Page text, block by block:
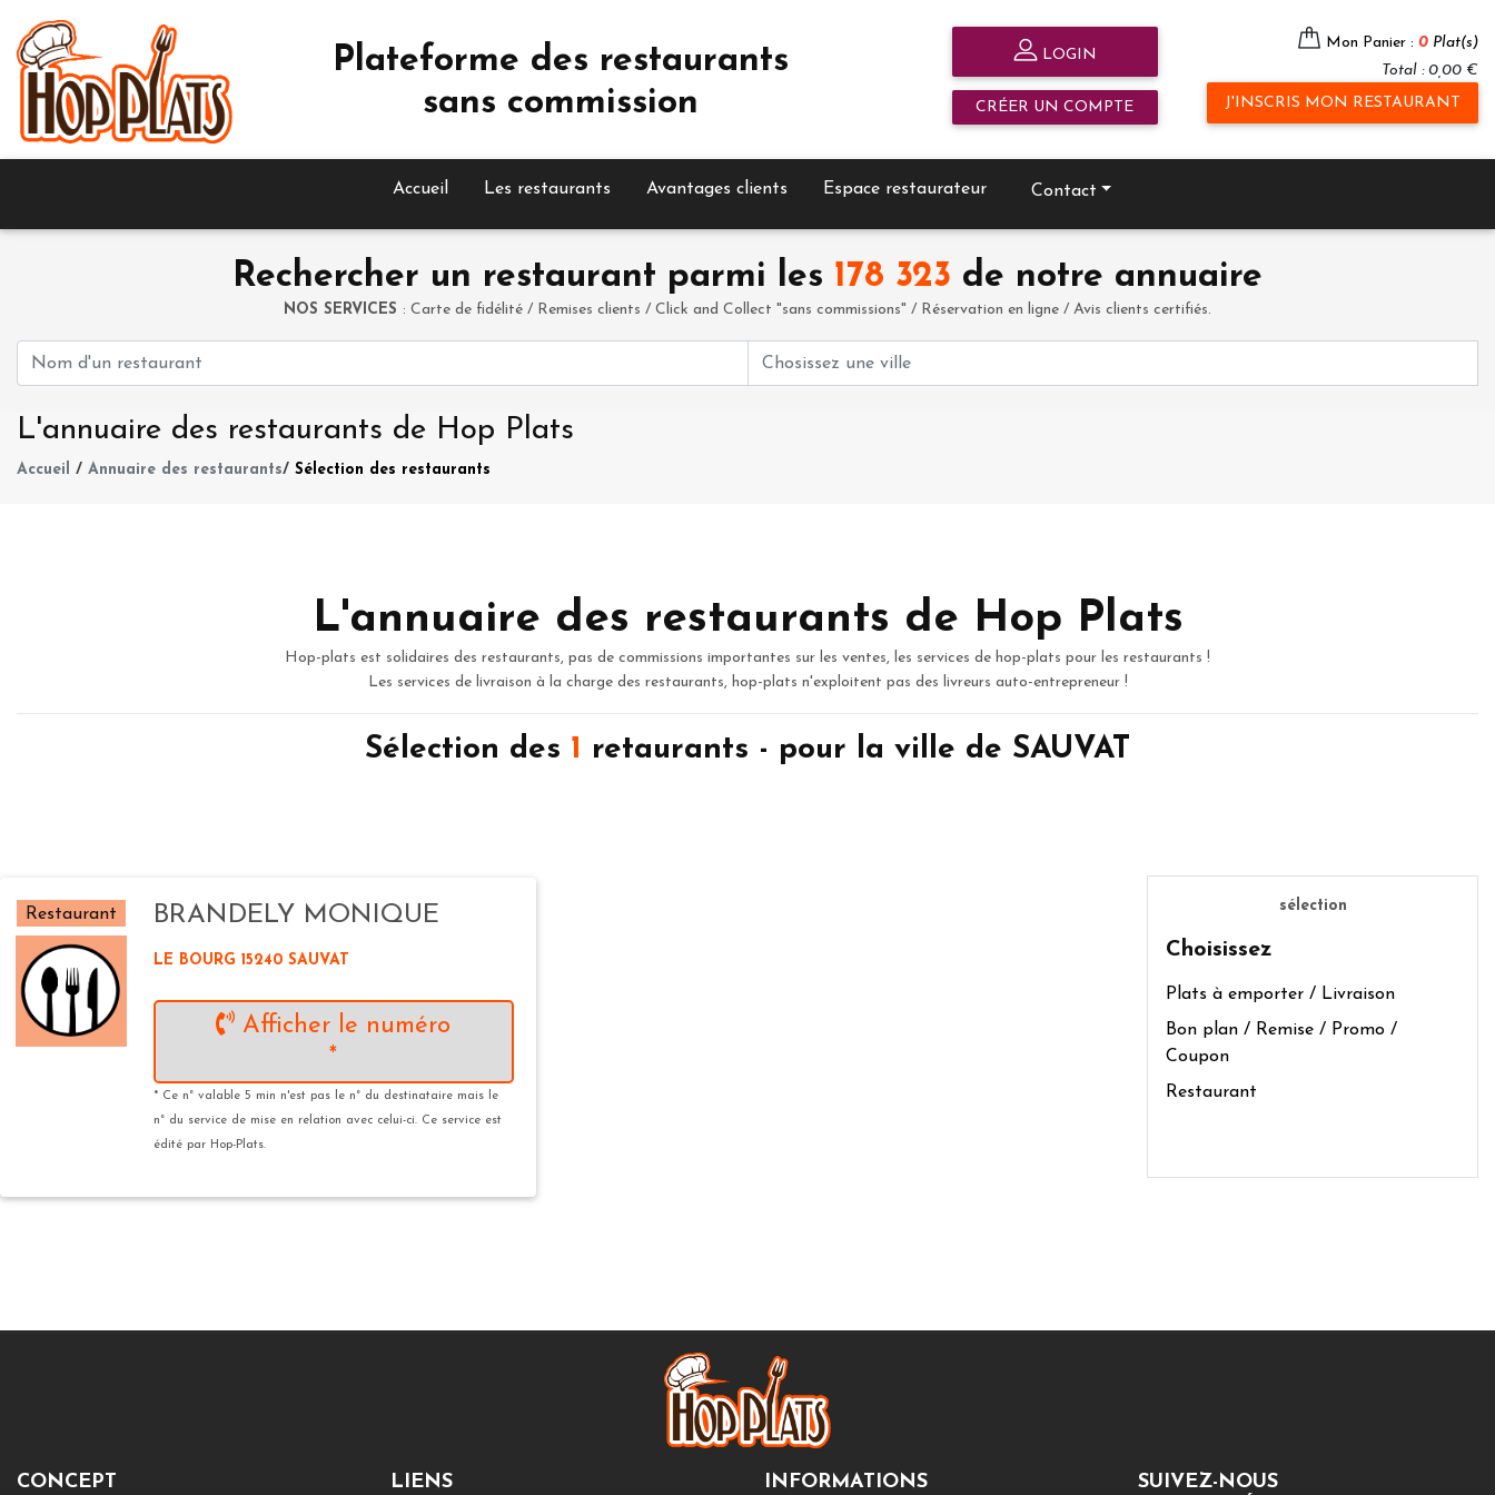
Plateforme des restaurants
sans commission
LOGIN
CRÉER UN COMPTE
Mon Panier : 0 Plat(s)
Total : 0,00 €
J'INSCRIS MON RESTAURANT
Accueil Les restaurants Avantages clients Espace restaurateur Contact
Rechercher un restaurant parmi les 178 323 de notre annuaire
NOS SERVICES : Carte de fidélité / Remises clients / Click and Collect "sans commissions" / Réservation en ligne / Avis clients certifiés.
L'annuaire des restaurants de Hop Plats
Accueil / Annuaire des restaurants/ Sélection des restaurants
L'annuaire des restaurants de Hop Plats
Hop-plats est solidaires des restaurants, pas de commissions importantes sur les ventes, les services de hop-plats pour les restaurants !
Les services de livraison à la charge des restaurants, hop-plats n'exploitent pas des livreurs auto-entrepreneur !
Sélection des 1 retaurants - pour la ville de SAUVAT
Restaurant BRANDELY MONIQUE
LE BOURG 15240 SAUVAT
Afficher le numéro
*
* Ce n° valable 5 min n'est pas le n° du destinataire mais le
n° du service de mise en relation avec celui-ci. Ce service est
édité par Hop-Plats.
sélection
Choisissez
Plats à emporter / Livraison
Bon plan / Remise / Promo /
Coupon
Restaurant
CONCEPT LIENS INFORMATIONS SUIVEZ-NOUS